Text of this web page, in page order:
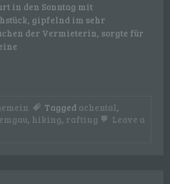
in den Sonntag mit
gipfelnd im sehr
der Vermieterin, sorgte für
Tagged achental,
, hiking, rafting
Leave a